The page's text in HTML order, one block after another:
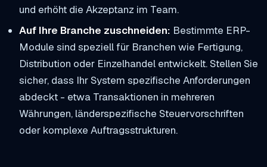
und erhöht die Akzeptanz im Team.
Auf Ihre Branche zuschneiden: Bestimmte ERP-
Module sind speziell für Branchen wie Fertigung,
Distribution oder Einzelhandel entwickelt. Stellen Sie
sicher, dass Ihr System spezifische Anforderungen
abdeckt - etwa Transaktionen in mehreren
Währungen, länderspezifische Steuervorschriften
oder komplexe Auftragsstrukturen.